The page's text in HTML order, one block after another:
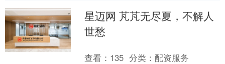
的先进理念和经验带....
星迈网 芃芃无尽夏，不解人
世愁
查看： 135 分类：配资服务